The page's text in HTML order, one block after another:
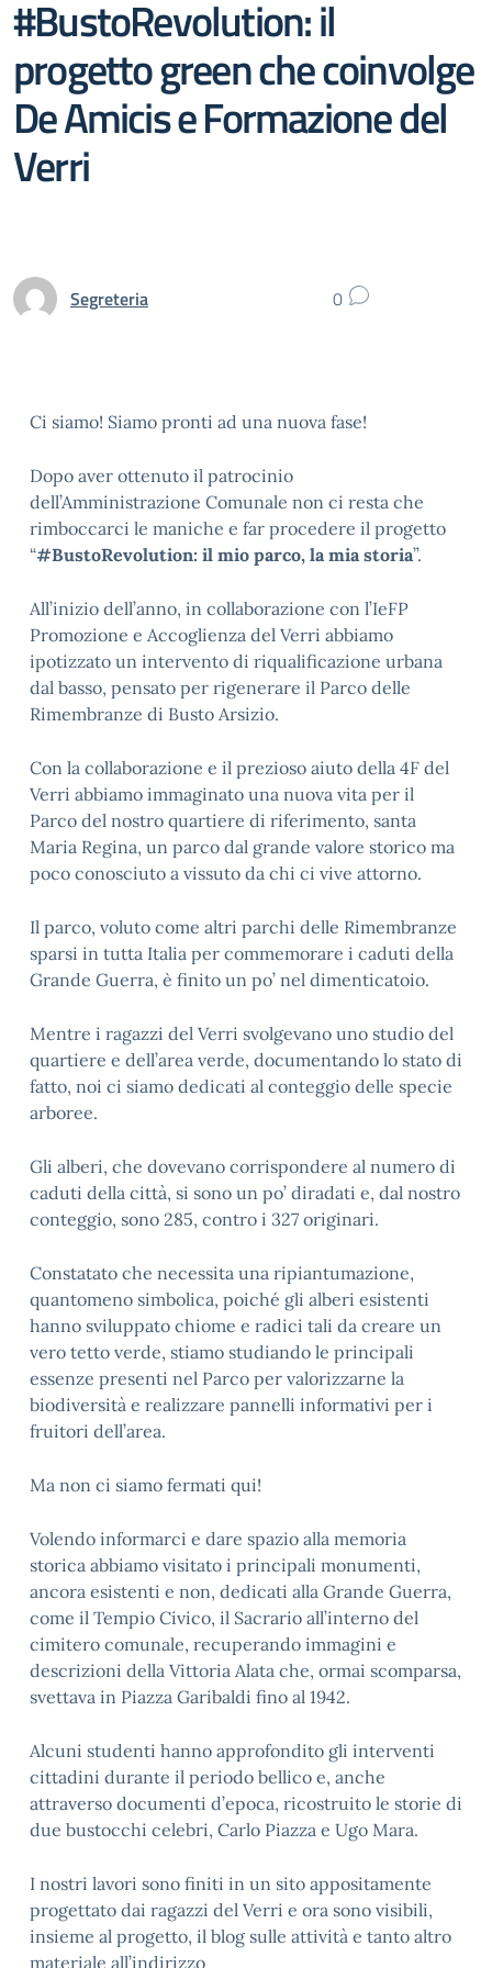
#BustoRevolution: il
progetto green che coinvolge
De Amicis e Formazione del
Verri
Segreteria 0
Ci siamo! Siamo pronti ad una nuova fase!
Dopo aver ottenuto il patrocinio
dell’Amministrazione Comunale non ci resta che
rimboccarci le maniche e far procedere il progetto
“#BustoRevolution: il mio parco, la mia storia”.
All’inizio dell’anno, in collaborazione con l’IeFP
Promozione e Accoglienza del Verri abbiamo
ipotizzato un intervento di riqualificazione urbana
dal basso, pensato per rigenerare il Parco delle
Rimembranze di Busto Arsizio.
Con la collaborazione e il prezioso aiuto della 4F del
Verri abbiamo immaginato una nuova vita per il
Parco del nostro quartiere di riferimento, santa
Maria Regina, un parco dal grande valore storico ma
poco conosciuto a vissuto da chi ci vive attorno.
Il parco, voluto come altri parchi delle Rimembranze
sparsi in tutta Italia per commemorare i caduti della
Grande Guerra, è finito un po’ nel dimenticatoio.
Mentre i ragazzi del Verri svolgevano uno studio del
quartiere e dell’area verde, documentando lo stato di
fatto, noi ci siamo dedicati al conteggio delle specie
arboree.
Gli alberi, che dovevano corrispondere al numero di
caduti della città, si sono un po’ diradati e, dal nostro
conteggio, sono 285, contro i 327 originari.
Constatato che necessita una ripiantumazione,
quantomeno simbolica, poiché gli alberi esistenti
hanno sviluppato chiome e radici tali da creare un
vero tetto verde, stiamo studiando le principali
essenze presenti nel Parco per valorizzarne la
biodiversità e realizzare pannelli informativi per i
fruitori dell’area.
Ma non ci siamo fermati qui!
Volendo informarci e dare spazio alla memoria
storica abbiamo visitato i principali monumenti,
ancora esistenti e non, dedicati alla Grande Guerra,
come il Tempio Civico, il Sacrario all’interno del
cimitero comunale, recuperando immagini e
descrizioni della Vittoria Alata che, ormai scomparsa,
svettava in Piazza Garibaldi fino al 1942.
Alcuni studenti hanno approfondito gli interventi
cittadini durante il periodo bellico e, anche
attraverso documenti d’epoca, ricostruito le storie di
due bustocchi celebri, Carlo Piazza e Ugo Mara.
I nostri lavori sono finiti in un sito appositamente
progettato dai ragazzi del Verri e ora sono visibili,
insieme al progetto, il blog sulle attività e tanto altro
materiale all’indirizzo